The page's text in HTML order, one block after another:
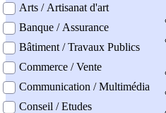
Arts / Artisanat d'art
Banque / Assurance
Bâtiment / Travaux Publics
Commerce / Vente
Communication / Multimédia
Conseil / Etudes